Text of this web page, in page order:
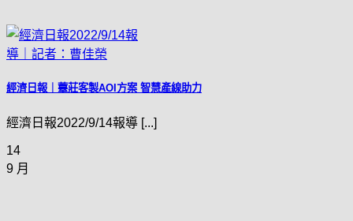
經濟日報｜薹莊客製AOI方案 智慧產線助力
經濟日報2022/9/14報導 [...]
14
9 月